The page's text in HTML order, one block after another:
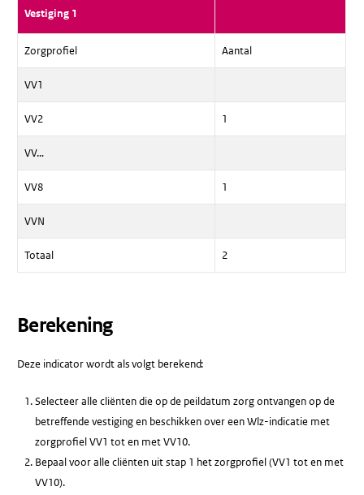
Vestiging 1
Zorgprofiel Aantal
VV1
VV2 1
VV…
VV8 1
VVN
Totaal 2
Berekening
Deze indicator wordt als volgt berekend:
Selecteer alle cliënten die op de peildatum zorg ontvangen op de
betreffende vestiging en beschikken over een Wlz-indicatie met
zorgprofiel VV1 tot en met VV10.
Bepaal voor alle cliënten uit stap 1 het zorgprofiel (VV1 tot en met
VV10).